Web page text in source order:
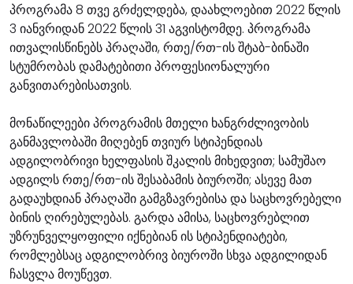
პროგრამა 8 თვე გრძელდება, დაახლოებით 2022 წლის
3 იანვრიდან 2022 წლის 31 აგვისტომდე. პროგრამა
ითვალისწინებს პრაღაში, რთე/რთ-ის შტაბ-ბინაში
სტუმრობას დამატებითი პროფესიონალური
განვითარებისათვის.
მონაწილეები პროგრამის მთელი ხანგრძლივობის
განმავლობაში მიღებენ თვიურ სტიპენდიას
ადგილობრივი ხელფასის შკალის მიხედვით; სამუშაო
ადგილს რთე/რთ-ის შესაბამის ბიუროში; ასევე მათ
გადაუხდიან პრაღაში გამგზავრებისა და საცხოვრებელი
ბინის ღირებულებას. გარდა ამისა, საცხოვრებლით
უზრუნველყოფილი იქნებიან ის სტიპენდიატები,
რომლებსაც ადგილობრივ ბიუროში სხვა ადგილიდან
ჩასვლა მოუწევთ.